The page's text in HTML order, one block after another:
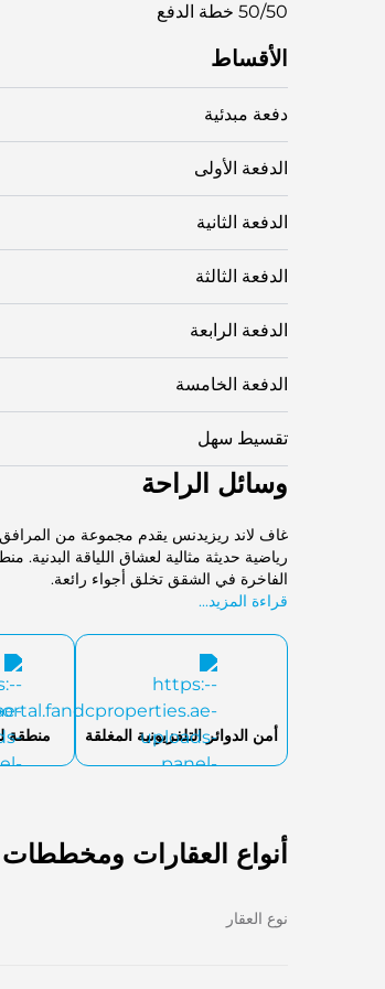
50/50 خطة الدفع
الأقساط
دفعة مبدئية
الدفعة الأولى
الدفعة الثانية
الدفعة الثالثة
الدفعة الرابعة
الدفعة الخامسة
تقسيط سهل
وسائل الراحة
غاف لاند ريزيدنس يقدم مجموعة من المرافق
رياضية حديثة مثالية لعشاق اللياقة
الفاخرة في الشقق تخلق أجواء رائعة.
قراءة المزيد...
أمن الدوائر التلفزيونية المغلقة منطقة
أنواع العقارات
نوع العقار